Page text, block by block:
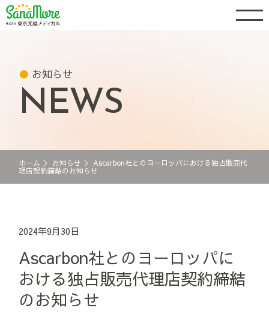
お知らせ
NEWS
ホーム ＞ お知らせ ＞ Ascarbon社とのヨーロッパにおける独占販売代
理店契約締結のお知らせ
2024年9月30日
Ascarbon社とのヨーロッパに
おける独占販売代理店契約締結
のお知らせ